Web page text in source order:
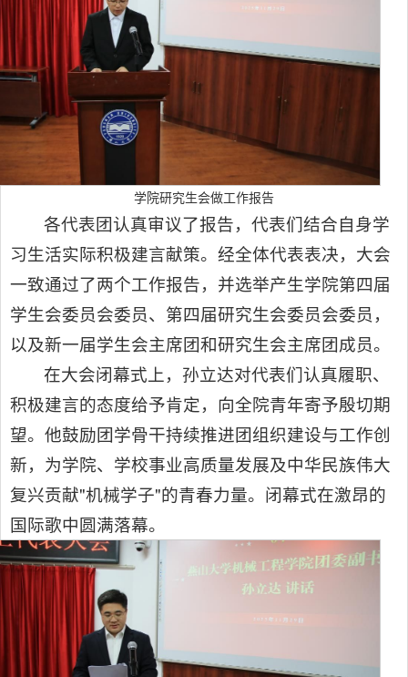
学院研究生会做工作报告
各代表团认真审议了报告，代表们结合自身学
习生活实际积极建言献策。经全体代表表决，大会
一致通过了两个工作报告，并选举产生学院第四届
学生会委员会委员、第四届研究生会委员会委员，
以及新一届学生会主席团和研究生会主席团成员。
在大会闭幕式上，孙立达对代表们认真履职、
积极建言的态度给予肯定，向全院青年寄予殷切期
望。他鼓励团学骨干持续推进团组织建设与工作创
新，为学院、学校事业高质量发展及中华民族伟大
复兴贡献"机械学子"的青春力量。闭幕式在激昂的
国际歌中圆满落幕。